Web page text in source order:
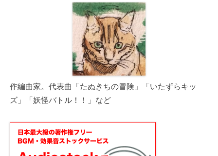
作編曲家。代表曲「たぬきちの冒険」「いたずらキッ
ズ」「妖怪バトル！！」など